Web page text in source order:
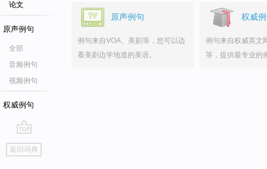
论文
原声例句
全部
音频例句
视频例句
权威例句
go
top
返回词典
原声例句
例句来自VOA、美剧等，您可以边
看美剧边学地道的美语。
权威
例句来自权威英文
等，提供最专业的